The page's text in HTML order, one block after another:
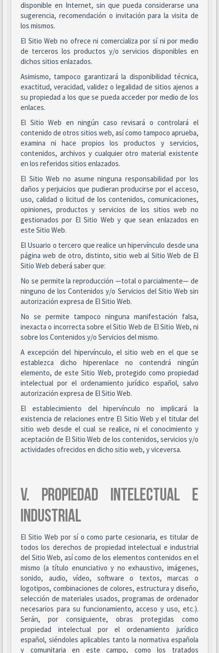
disponible en Internet, sin que pueda considerarse una
sugerencia, recomendación o invitación para la visita de
los mismos.
El Sitio Web no ofrece ni comercializa por sí ni por medio
de terceros los productos y/o servicios disponibles en
dichos sitios enlazados.
Asimismo, tampoco garantizará la disponibilidad técnica,
exactitud, veracidad, validez o legalidad de sitios ajenos a
su propiedad a los que se pueda acceder por medio de los
enlaces.
El Sitio Web en ningún caso revisará o controlará el
contenido de otros sitios web, así como tampoco aprueba,
examina ni hace propios los productos y servicios,
contenidos, archivos y cualquier otro material existente
en los referidos sitios enlazados.
El Sitio Web no asume ninguna responsabilidad por los
daños y perjuicios que pudieran producirse por el acceso,
uso, calidad o licitud de los contenidos, comunicaciones,
opiniones, productos y servicios de los sitios web no
gestionados por El Sitio Web y que sean enlazados en
este Sitio Web.
El Usuario o tercero que realice un hipervínculo desde una
página web de otro, distinto, sitio web al Sitio Web de El
Sitio Web deberá saber que:
No se permite la reproducción —total o parcialmente— de
ninguno de los Contenidos y/o Servicios del Sitio Web sin
autorización expresa de El Sitio Web.
No se permite tampoco ninguna manifestación falsa,
inexacta o incorrecta sobre el Sitio Web de El Sitio Web, ni
sobre los Contenidos y/o Servicios del mismo.
A excepción del hipervínculo, el sitio web en el que se
establezca dicho hiperenlace no contendrá ningún
elemento, de este Sitio Web, protegido como propiedad
intelectual por el ordenamiento jurídico español, salvo
autorización expresa de El Sitio Web.
El establecimiento del hipervínculo no implicará la
existencia de relaciones entre El Sitio Web y el titular del
sitio web desde el cual se realice, ni el conocimiento y
aceptación de El Sitio Web de los contenidos, servicios y/o
actividades ofrecidos en dicho sitio web, y viceversa.
V. PROPIEDAD INTELECTUAL E
INDUSTRIAL
El Sitio Web por sí o como parte cesionaria, es titular de
todos los derechos de propiedad intelectual e industrial
del Sitio Web, así como de los elementos contenidos en el
mismo (a título enunciativo y no exhaustivo, imágenes,
sonido, audio, vídeo, software o textos, marcas o
logotipos, combinaciones de colores, estructura y diseño,
selección de materiales usados, programas de ordenador
necesarios para su funcionamiento, acceso y uso, etc.).
Serán, por consiguiente, obras protegidas como
propiedad intelectual por el ordenamiento jurídico
español, siéndoles aplicables tanto la normativa española
y comunitaria en este campo, como los tratados